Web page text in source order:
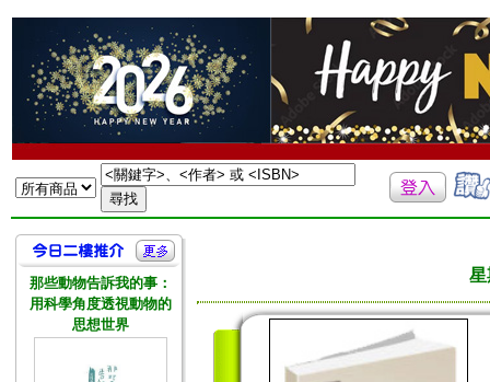
那些動物告訴我的事：
用科學角度透視動物的
思想世界